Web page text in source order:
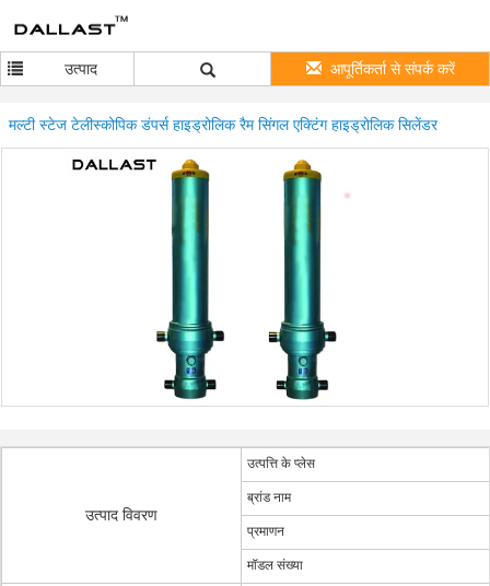
उत्पाद आपूर्तिकर्ता से संपर्क करें
मल्टी स्टेज टेलीस्कोपिक डंपर्स हाइड्रोलिक रैम सिंगल एक्टिंग हाइड्रोलिक सिलेंडर
उत्पाद विवरण
उत्पत्ति के प्लेस
ब्रांड नाम
प्रमाणन
मॉडल संख्या